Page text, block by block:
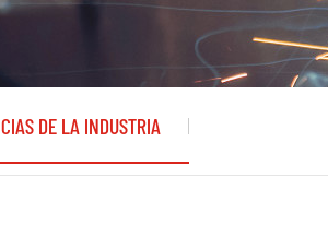
DE LA INDUSTRIA